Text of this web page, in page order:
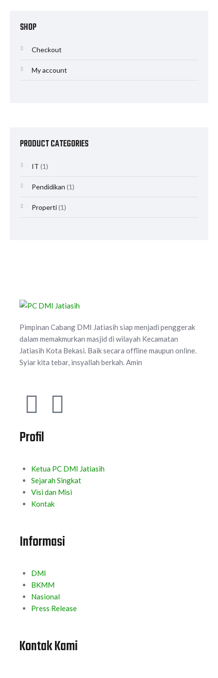
SHOP
Checkout
My account
PRODUCT CATEGORIES
IT (1)
Pendidikan (1)
Properti(1)
Pimpinan Cabang DMI Jatiasih siap menjadi penggerak
dalam memakmurkan masjid di wilayah Kecamatan
Jatiasih Kota Bekasi. Baik secara offline maupun online.
Syiar kita tebar, insyallah berkah. Amin
Profil
Ketua PC DMI Jatiasih
Sejarah Singkat
Visi dan Misi
Kontak
Informasi
DMI
BKMM
Nasional
Press Release
Kontak Kami